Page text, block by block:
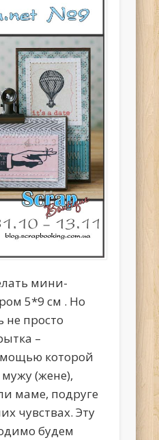
мини-
5*9 см . Но
не просто
–
которой
(жене),
маме, подруге
чувствах. Эту
будем